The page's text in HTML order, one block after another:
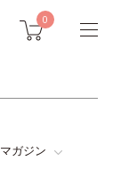
0
マガジン